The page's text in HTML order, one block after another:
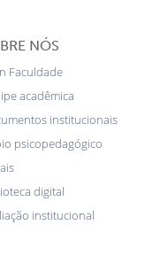
NÓS
Faculdade
acadêmica
institucionais
psicopedagógico
digital
institucional